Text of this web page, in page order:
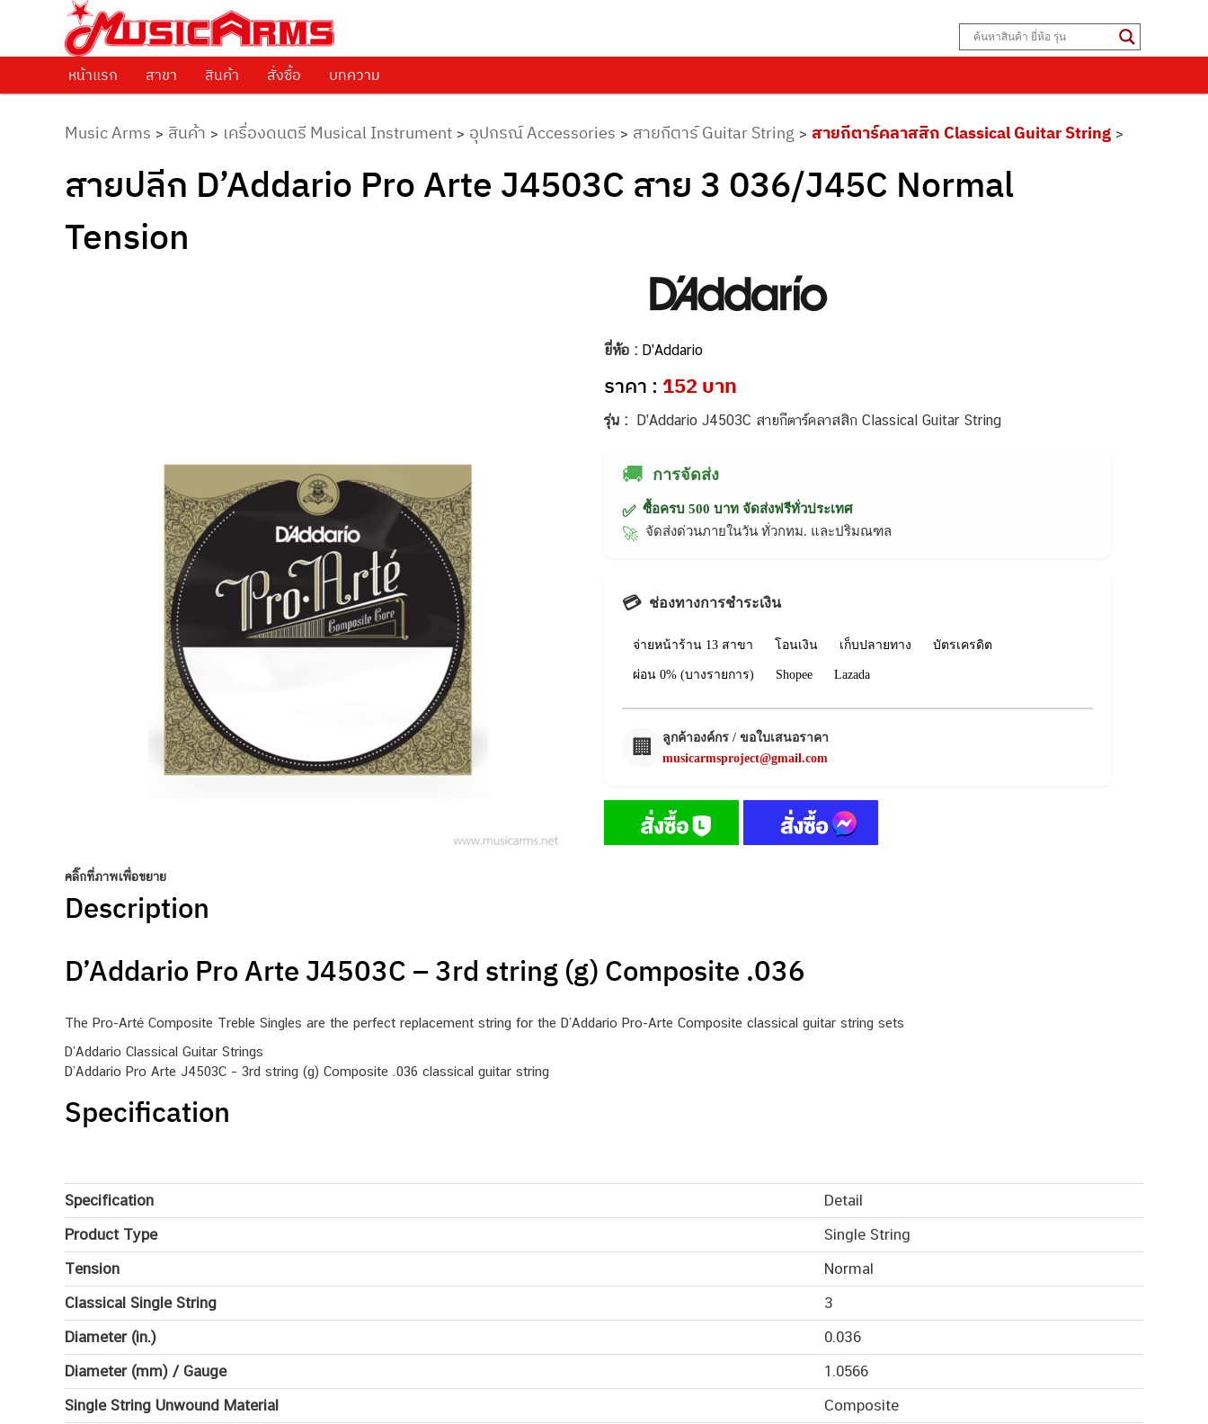
Music Arms
ศูนย์รวมครื่องดนตรีทุกชนิด ตั้งแต่เริ่มต้นถึงมืออาชีพ
Skip to primary content
หน้าแรก สาขา สินค้า สั่งซื้อ บทความ
Music Arms > สินค้า > เครื่องดนตรี Musical Instrument > อุปกรณ์ Accessories > สายกีตาร์ Guitar String > สายกีตาร์คลาสสิก Classical Guitar String >
สายปลีก D’Addario Pro Arte J4503C สาย 3 036/J45C Normal
Tension
คลิ๊กที่ภาพเพื่อขยาย
ยี่ห้อ : D'Addario
ราคา : 152 บาท
รุ่น : D'Addario J4503C สายกีตาร์คลาสสิก Classical Guitar String
🚚 การจัดส่ง
✅ ซื้อครบ 500 บาท จัดส่งฟรีทั่วประเทศ
🚀 จัดส่งด่วนภายในวัน ทั่วกทม. และปริมณฑล
💳 ช่องทางการชำระเงิน
จ่ายหน้าร้าน 13 สาขา โอนเงิน เก็บปลายทาง บัตรเครดิต
ผ่อน 0% (บางรายการ) Shopee Lazada
🏢
ลูกค้าองค์กร / ขอใบเสนอราคา
musicarmsproject@gmail.com
Description
D’Addario Pro Arte J4503C – 3rd string (g) Composite .036
The Pro-Arté Composite Treble Singles are the perfect replacement string for the D’Addario Pro-Arte Composite classical guitar string sets
D’Addario Classical Guitar Strings
D’Addario Pro Arte J4503C – 3rd string (g) Composite .036 classical guitar string
Specification
Specification
Detail
Product Type
Single String
Tension
Normal
Classical Single String
3
Diameter (in.)
0.036
Diameter (mm) / Gauge
1.0566
Single String Unwound Material
Composite